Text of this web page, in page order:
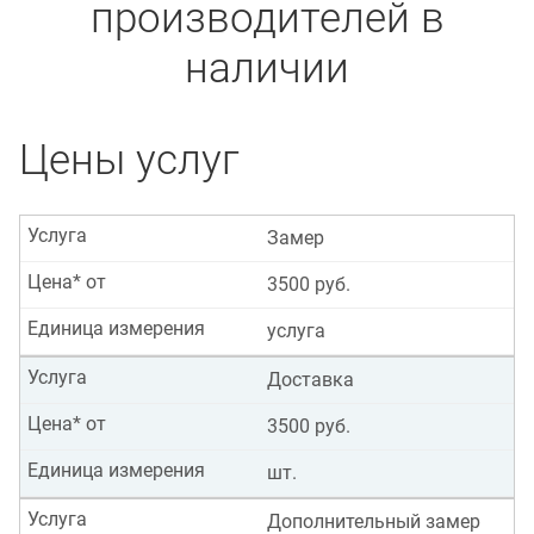
производителей в
наличии
Цены услуг
Замер
Услуга
3500 руб.
Цена* от
услуга
Единица измерения
Доставка
Услуга
3500 руб.
Цена* от
шт.
Единица измерения
Дополнительный замер
Услуга